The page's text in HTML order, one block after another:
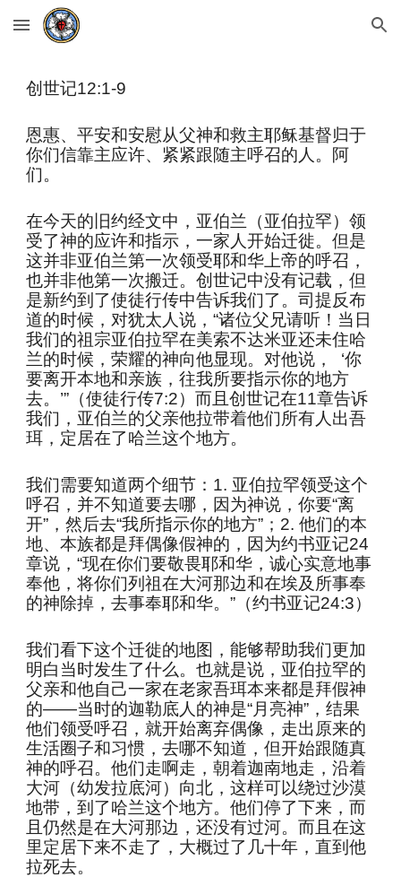
Skip to main content Skip to navigation
创世记12:1-9
恩惠、平安和安慰从父神和救主耶稣基督归于
你们信靠主应许、紧紧跟随主呼召的人。阿
们。
在今天的旧约经文中，亚伯兰（亚伯拉罕）领
受了神的应许和指示，一家人开始迁徙。但是
这并非亚伯兰第一次领受耶和华上帝的呼召，
也并非他第一次搬迁。创世记中没有记载，但
是新约到了使徒行传中告诉我们了。司提反布
道的时候，对犹太人说，“诸位父兄请听！当日
我们的祖宗亚伯拉罕在美索不达米亚还未住哈
兰的时候，荣耀的神向他显现。对他说， ‘你
要离开本地和亲族，往我所要指示你的地方
去。’”（使徒行传7:2）而且创世记在11章告诉
我们，亚伯兰的父亲他拉带着他们所有人出吾
珥，定居在了哈兰这个地方。
我们需要知道两个细节：1. 亚伯拉罕领受这个
呼召，并不知道要去哪，因为神说，你要“离
开”，然后去“我所指示你的地方”；2. 他们的本
地、本族都是拜偶像假神的，因为约书亚记24
章说，“现在你们要敬畏耶和华，诚心实意地事
奉他，将你们列祖在大河那边和在埃及所事奉
的神除掉，去事奉耶和华。”（约书亚记24:3）
我们看下这个迁徙的地图，能够帮助我们更加
明白当时发生了什么。也就是说，亚伯拉罕的
父亲和他自己一家在老家吾珥本来都是拜假神
的——当时的迦勒底人的神是“月亮神”，结果
他们领受呼召，就开始离弃偶像，走出原来的
生活圈子和习惯，去哪不知道，但开始跟随真
神的呼召。他们走啊走，朝着迦南地走，沿着
大河（幼发拉底河）向北，这样可以绕过沙漠
地带，到了哈兰这个地方。他们停了下来，而
且仍然是在大河那边，还没有过河。而且在这
里定居下来不走了，大概过了几十年，直到他
拉死去。